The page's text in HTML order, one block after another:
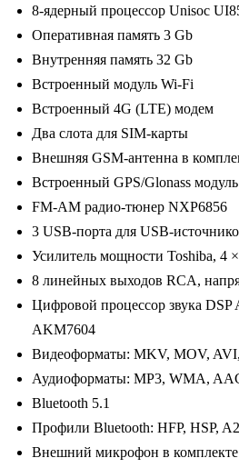
wi-
fi,
4G
LTE,
DSP,
3-
32Gb,
9.5"
8-ядерный процессор Unisoc
Оперативная память 3 Gb
Внутренняя память 32 Gb
Встроенный модуль Wi-Fi
Встроенный 4G (LTE) модем
Два слота для SIM-карты
Внешняя GSM-антенна в
Встроенный GPS/Glonass
FM-AM радио-тюнер NXP6856
3 USB-порта для USB-
Усилитель мощности Toshiba, 4
8 линейных выходов RCA,
Цифровой процессор звука DSP
AKM7604
Видеоформаты: MKV, MOV,
Аудиоформаты: MP3, WMA,
Bluetooth 5.1
Профили Bluetooth: HFP, HSP,
Внешний микрофон в комплекте